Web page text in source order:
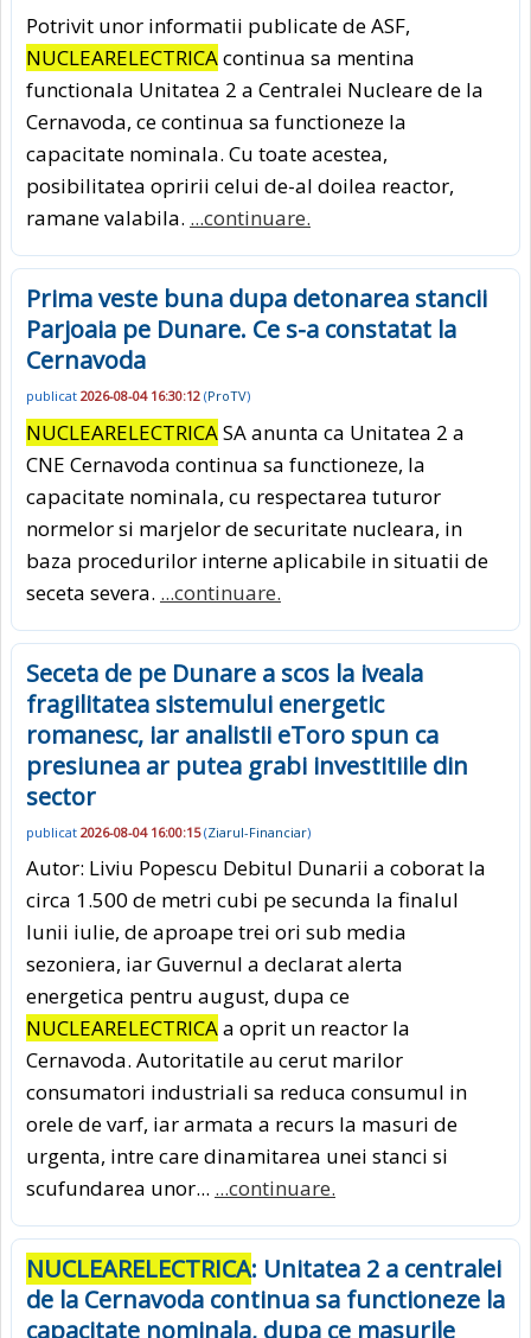
Potrivit unor informatii publicate de ASF,
NUCLEARELECTRICAcontinua sa mentina
functionala Unitatea 2 a Centralei Nucleare de la
Cernavoda, ce continua sa functioneze la
capacitate nominala. Cu toate acestea,
posibilitatea opririi celui de-al doilea reactor,
ramane valabila. ...continuare.
Prima veste buna dupa detonarea stancii
Parjoaia pe Dunare. Ce s-a constatat la
Cernavoda
publicat 2026-08-04 16:30:12 (ProTV)
NUCLEARELECTRICASA anunta ca Unitatea 2 a
CNE Cernavoda continua sa functioneze, la
capacitate nominala, cu respectarea tuturor
normelor si marjelor de securitate nucleara, in
baza procedurilor interne aplicabile in situatii de
seceta severa. ...continuare.
Seceta de pe Dunare a scos la iveala
fragilitatea sistemului energetic
romanesc, iar analistii eToro spun ca
presiunea ar putea grabi investitiile din
sector
publicat 2026-08-04 16:00:15(Ziarul-Financiar)
Autor: Liviu Popescu Debitul Dunarii a coborat la
circa 1.500 de metri cubi pe secunda la finalul
lunii iulie, de aproape trei ori sub media
sezoniera, iar Guvernul a declarat alerta
energetica pentru august, dupa ce
NUCLEARELECTRICAa oprit un reactor la
Cernavoda. Autoritatile au cerut marilor
consumatori industriali sa reduca consumul in
orele de varf, iar armata a recurs la masuri de
urgenta, intre care dinamitarea unei stanci si
scufundarea unor... ...continuare.
NUCLEARELECTRICA: Unitatea 2 a centralei
de la Cernavoda continua sa functioneze la
capacitate nominala, dupa ce masurile